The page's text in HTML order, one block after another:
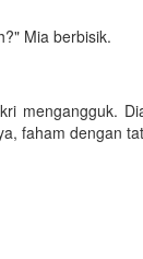
Mia berbisik.
mengangguk.
faham dengan